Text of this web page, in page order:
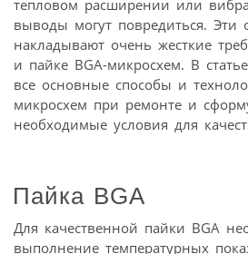
тепловом расширении или
выводы могут повредиться. Эти
накладывают очень жесткие
и пайке BGA-микросхем. В
все основные способы и
микросхем при ремонте и
необходимые условия для
Пайка BGA
Для качественной пайки BGA
выполнение температурных